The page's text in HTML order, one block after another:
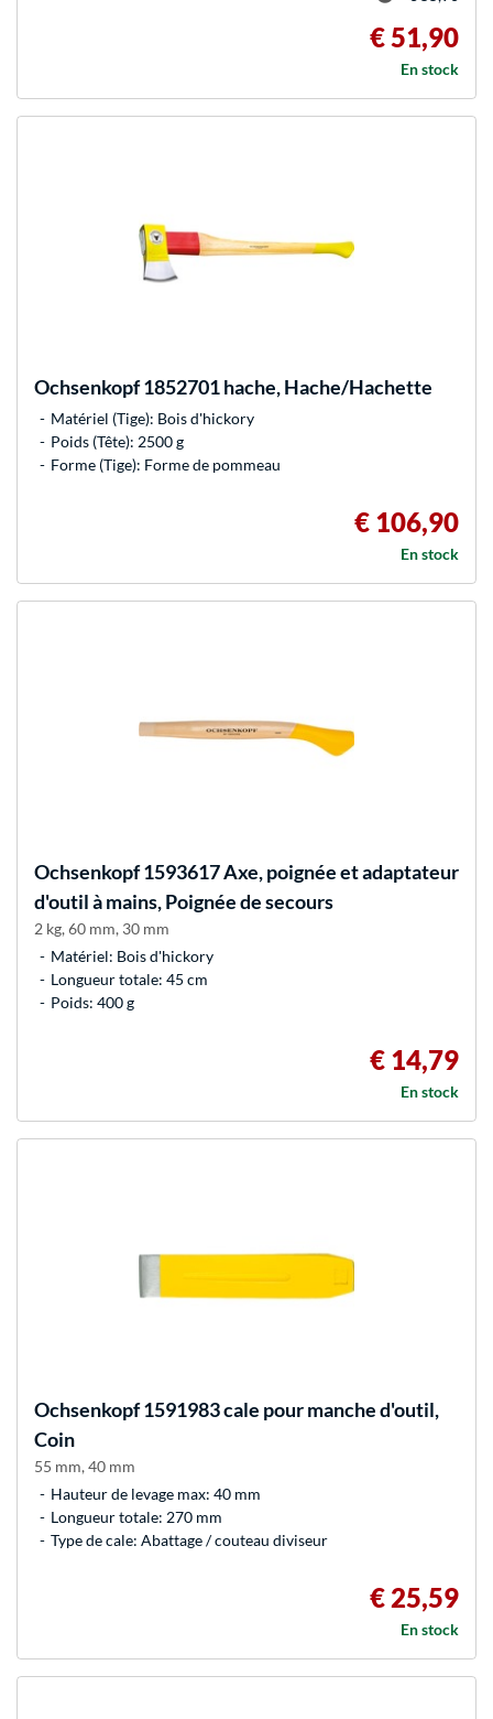
€ 51,90
En stock
Ochsenkopf1852701 hache, Hache/Hachette
Matériel (Tige): Bois d'hickory
Poids (Tête): 2500 g
Forme (Tige): Forme de pommeau
€ 106,90
En stock
Ochsenkopf1593617 Axe, poignée et adaptateur
d'outil à mains, Poignée de secours
2 kg, 60 mm, 30 mm
Matériel: Bois d'hickory
Longueur totale: 45 cm
Poids: 400 g
€ 14,79
En stock
Ochsenkopf1591983 cale pour manche d'outil,
Coin
55 mm, 40 mm
Hauteur de levage max: 40 mm
Longueur totale: 270 mm
Type de cale: Abattage / couteau diviseur
€ 25,59
En stock